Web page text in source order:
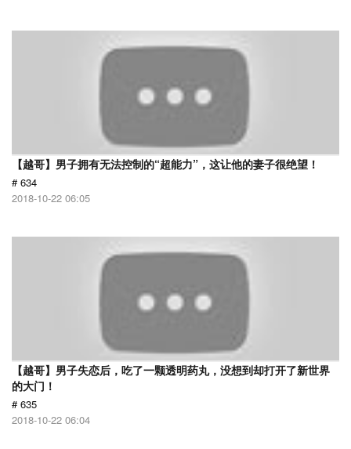
【越哥】男子拥有无法控制的“超能力”，这让他的妻子很绝望！
# 634
2018-10-22 06:05
【越哥】男子失恋后，吃了一颗透明药丸，没想到却打开了新世界
的大门！
# 635
2018-10-22 06:04